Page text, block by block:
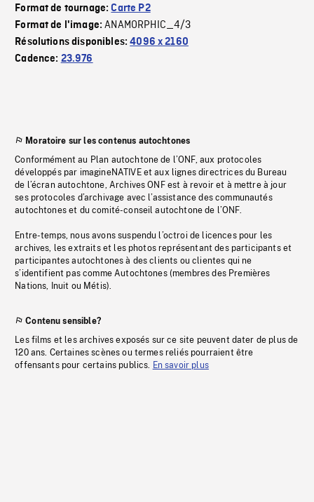
Format de tournage:Carte P2
Format de l'image:ANAMORPHIC_4/3
Résolutions disponibles:4096 x 2160
Cadence: 23.976
Moratoire sur les contenus autochtones
Conformément au Plan autochtone de l’ONF, aux protocoles
développés par imagineNATIVE et aux lignes directrices du Bureau
de l’écran autochtone, Archives ONF est à revoir et à mettre à jour
ses protocoles d’archivage avec l’assistance des communautés
autochtones et du comité-conseil autochtone de l’ONF.
Entre-temps, nous avons suspendu l’octroi de licences pour les
archives, les extraits et les photos représentant des participants et
participantes autochtones à des clients ou clientes qui ne
s’identifient pas comme Autochtones (membres des Premières
Nations, Inuit ou Métis).
Contenu sensible?
Les films et les archives exposés sur ce site peuvent dater de plus de
120 ans. Certaines scènes ou termes reliés pourraient être
offensants pour certains publics. En savoir plus